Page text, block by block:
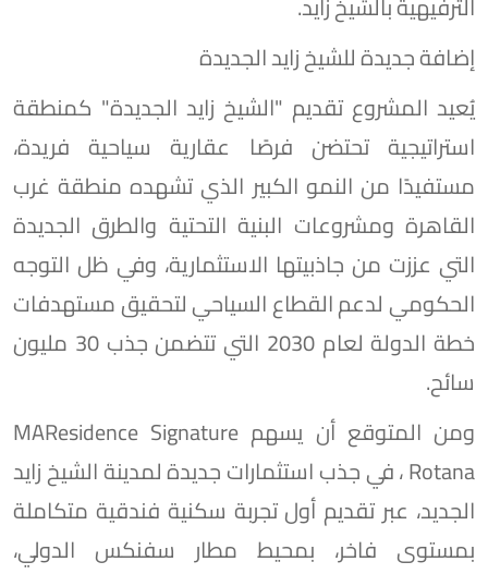
إضافة جديدة للشيخ زايد الجديدة
يُعيد المشروع تقديم "الشيخ زايد الجديدة" كمنطقة
استراتيجية تحتضن فرصًا عقارية سياحية فريدة،
مستفيدًا ﻣﻦ اﻟﻨﻤﻮ اﻟﻜﺒﻴﺮ اﻟﺬي تشهده ﻣﻨﻄﻘﺔ ﻏﺮب
القاهرة وﻣﺸﺮوﻋﺎت اﻟﺒﻨﻴﺔ اﻟﺘﺤﺘﻴﺔ واﻟﻄﺮق اﻟﺠﺪﻳﺪة
اﻟﺘﻲ ﻋﺰزت ﻣﻦ ﺟﺎذﺑﻴﺘﻬﺎ اﻻﺳﺘﺜﻤﺎرﻳﺔ، وفي ظل التوجه
الحكومي لدعم القطاع السياحي لتحقيق مستهدفات
خطة الدولة لعام 2030 التي تتضمن جذب 30 مليون
سائح.
ومن المتوقع أن ﻳﺴﻬﻢ MAResidence Signature
Rotana ، ﻓﻲ جذب اﺳﺘﺜﻤﺎرات ﺟﺪﻳﺪة لمدينة الشيخ زايد
الجديد، عبر ﺗﻘﺪﻳﻢ أول ﺗﺠﺮﺑﺔ ﺳﻜﻨﻴﺔ ﻓﻨﺪﻗﻴﺔ ﻣﺘﻜﺎﻣﻠﺔ
بمستوى فاخر، بمحيط مطار سفنكس الدولي،